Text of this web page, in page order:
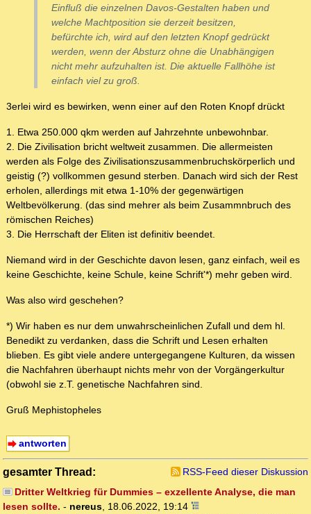
Einfluß die einzelnen Davos-Gestalten haben und
welche Machtposition sie derzeit besitzen,
befürchte ich, wird auf den letzten Knopf gedrückt
werden, wenn der Absturz ohne die Unabhängigen
nicht mehr aufzuhalten ist. Die aktuelle Fallhöhe ist
einfach viel zu groß.
3erlei wird es bewirken, wenn einer auf den Roten Knopf drückt
1. Etwa 250.000 qkm werden auf Jahrzehnte unbewohnbar.
2. Die Zivilisation bricht weltweit zusammen. Die allermeisten
werden als Folge des Zivilisationszusammenbruchskörperlich und
geistig (?) vollkommen gesund sterben. Danach wird sich der Rest
erholen, allerdings mit etwa 1-10% der gegenwärtigen
Weltbevölkerung. (das sind mehrer als beim Zusammnbruch des
römischen Reiches)
3. Die Herrschaft der Eliten ist definitiv beendet.
Niemand wird in der Geschichte davon lesen, ganz einfach, weil es
keine Geschichte, keine Schule, keine Schrift'*) mehr geben wird.
Was also wird geschehen?
*) Wir haben es nur dem unwahrscheinlichen Zufall und dem hl.
Benedikt zu verdanken, dass die Schrift und Lesen erhalten
blieben. Es gibt viele andere untergegangene Kulturen, da wissen
die Nachfahren überhaupt nichts mehr von der Vorgängerkultur
(obwohl sie z.T. genetische Nachfahren sind.
Gruß Mephistopheles
antworten
gesamter Thread:
RSS-Feed dieser Diskussion
Dritter Weltkrieg für Dummies – exzellente Analyse, die man
lesen sollte. - nereus, 18.06.2022, 19:14